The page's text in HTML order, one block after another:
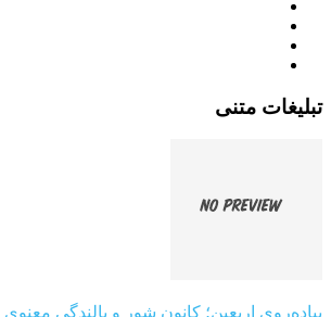
تبلیغات متنی
پیاده‌روی اربعین؛ کانون شور و بالندگی معنوی